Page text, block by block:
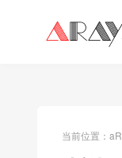
当前位置：